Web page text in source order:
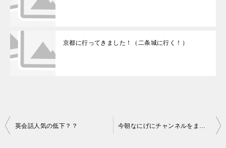
京都に行ってきました！（二条城に行く！）
投
英会話人気の低下？？